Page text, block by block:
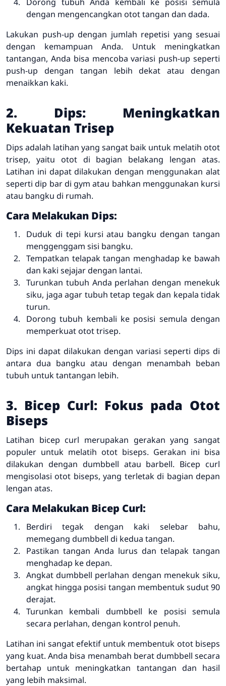
dengan mengencangkan otot tangan dan dada.
Lakukan push-up dengan jumlah repetisi yang sesuai
dengan kemampuan Anda. Untuk meningkatkan
tantangan, Anda bisa mencoba variasi push-up seperti
push-up dengan tangan lebih dekat atau dengan
menaikkan kaki.
2. Dips: Meningkatkan
Kekuatan Trisep
Dips adalah latihan yang sangat baik untuk melatih otot
trisep, yaitu otot di bagian belakang lengan atas.
Latihan ini dapat dilakukan dengan menggunakan alat
seperti dip bar di gym atau bahkan menggunakan kursi
atau bangku di rumah.
Cara Melakukan Dips:
Duduk di tepi kursi atau bangku dengan tangan
menggenggam sisi bangku.
Tempatkan telapak tangan menghadap ke bawah
dan kaki sejajar dengan lantai.
Turunkan tubuh Anda perlahan dengan menekuk
siku, jaga agar tubuh tetap tegak dan kepala tidak
turun.
Dorong tubuh kembali ke posisi semula dengan
memperkuat otot trisep.
Dips ini dapat dilakukan dengan variasi seperti dips di
antara dua bangku atau dengan menambah beban
tubuh untuk tantangan lebih.
3. Bicep Curl: Fokus pada Otot
Biseps
Latihan bicep curl merupakan gerakan yang sangat
populer untuk melatih otot biseps. Gerakan ini bisa
dilakukan dengan dumbbell atau barbell. Bicep curl
mengisolasi otot biseps, yang terletak di bagian depan
lengan atas.
Cara Melakukan Bicep Curl:
Berdiri tegak dengan kaki selebar bahu,
memegang dumbbell di kedua tangan.
Pastikan tangan Anda lurus dan telapak tangan
menghadap ke depan.
Angkat dumbbell perlahan dengan menekuk siku,
angkat hingga posisi tangan membentuk sudut 90
derajat.
Turunkan kembali dumbbell ke posisi semula
secara perlahan, dengan kontrol penuh.
Latihan ini sangat efektif untuk membentuk otot biseps
yang kuat. Anda bisa menambah berat dumbbell secara
bertahap untuk meningkatkan tantangan dan hasil
yang lebih maksimal.